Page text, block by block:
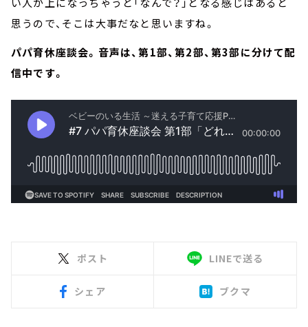
思うので、そこは大事だなと思いますね。
パパ育休座談会。音声は、第1部、第2部、第3部に分けて配
信中です。
ポスト LINEで送る
シェア ブクマ